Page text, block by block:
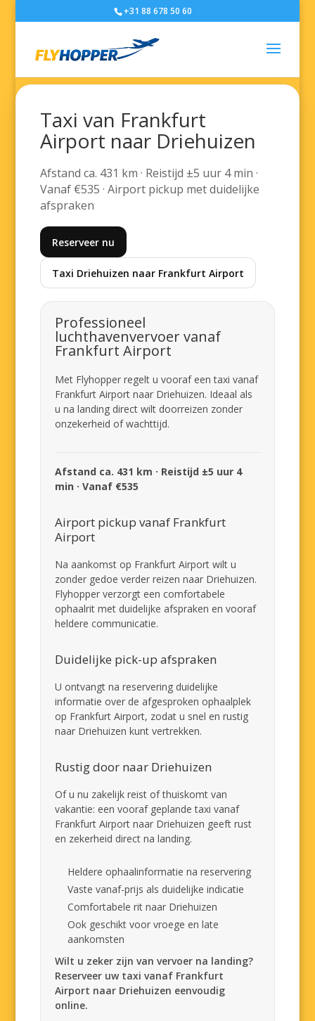
+31 88 678 50 60
Taxi van Frankfurt
Airport naar Driehuizen
Afstand ca. 431 km · Reistijd ±5 uur 4 min ·
Vanaf €535 · Airport pickup met duidelijke
afspraken
Reserveer nu
Taxi Driehuizen naar Frankfurt Airport
Professioneel
luchthavenvervoer vanaf
Frankfurt Airport
Met Flyhopper regelt u vooraf een taxi vanaf
Frankfurt Airport naar Driehuizen. Ideaal als
u na landing direct wilt doorreizen zonder
onzekerheid of wachttijd.
Afstand ca. 431 km · Reistijd ±5 uur 4
min · Vanaf €535
Airport pickup vanaf Frankfurt
Airport
Na aankomst op Frankfurt Airport wilt u
zonder gedoe verder reizen naar Driehuizen.
Flyhopper verzorgt een comfortabele
ophaalrit met duidelijke afspraken en vooraf
heldere communicatie.
Duidelijke pick-up afspraken
U ontvangt na reservering duidelijke
informatie over de afgesproken ophaalplek
op Frankfurt Airport, zodat u snel en rustig
naar Driehuizen kunt vertrekken.
Rustig door naar Driehuizen
Of u nu zakelijk reist of thuiskomt van
vakantie: een vooraf geplande taxi vanaf
Frankfurt Airport naar Driehuizen geeft rust
en zekerheid direct na landing.
Heldere ophaalinformatie na reservering
Vaste vanaf-prijs als duidelijke indicatie
Comfortabele rit naar Driehuizen
Ook geschikt voor vroege en late
aankomsten
Wilt u zeker zijn van vervoer na landing?
Reserveer uw taxi vanaf Frankfurt
Airport naar Driehuizen eenvoudig
online.